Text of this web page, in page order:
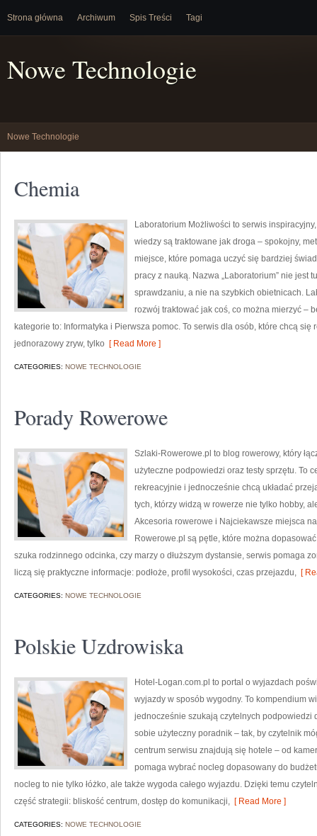
Strona główna Archiwum Spis Treści Tagi
Nowe Technologie
Nowe Technologie
Chemia
Laboratorium Możliwości to serwis
wiedzy są traktowane jak droga – spokojny,
miejsce, które pomaga uczyć się bardziej
pracy z nauką. Nazwa „Laboratorium” nie jest
sprawdzaniu, a nie na szybkich obietnicach.
rozwój traktować jak coś, co można mierzyć –
kategorie to: Informatyka i Pierwsza pomoc. To serwis dla osób, które chcą
jednorazowy zryw, tylko [ Read More ]
CATEGORIES: NOWE TECHNOLOGIE
Porady Rowerowe
Szlaki-Rowerowe.pl to blog rowerowy, który
użyteczne podpowiedzi oraz testy sprzętu. To
rekreacyjnie i jednocześnie chcą układać
tych, którzy widzą w rowerze nie tylko hobby,
Akcesoria rowerowe i Najciekawsze miejsca
Rowerowe.pl są pętle, które można
szuka rodzinnego odcinka, czy marzy o dłuższym dystansie, serwis pomaga
liczą się praktyczne informacje: podłoże, profil wysokości, czas przejazdu, [
CATEGORIES: NOWE TECHNOLOGIE
Polskie Uzdrowiska
Hotel-Logan.com.pl to portal o wyjazdach
wyjazdy w sposób wygodny. To kompendium
jednocześnie szukają czytelnych podpowiedzi
sobie użyteczny poradnik – tak, by czytelnik
centrum serwisu znajdują się hotele – od
pomaga wybrać nocleg dopasowany do
nocleg to nie tylko łóżko, ale także wygoda całego wyjazdu. Dzięki temu
część strategii: bliskość centrum, dostęp do komunikacji, [ Read More ]
CATEGORIES: NOWE TECHNOLOGIE